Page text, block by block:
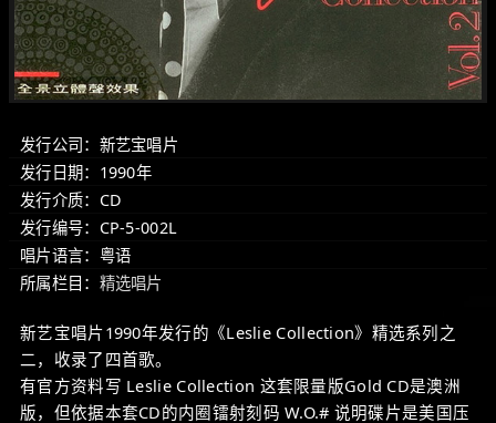
发行公司：新艺宝唱片
发行日期：1990年
发行介质：CD
发行编号：CP-5-002L
唱片语言：粤语
所属栏目： 精选唱片
新艺宝唱片1990年发行的《Leslie Collection》精选系列之
二，收录了四首歌。
有官方资料写 Leslie Collection 这套限量版Gold CD是澳洲
版，但依据本套CD的内圈镭射刻码 W.O.# 说明碟片是美国压